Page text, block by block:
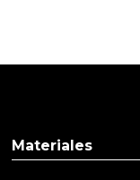
Materiales